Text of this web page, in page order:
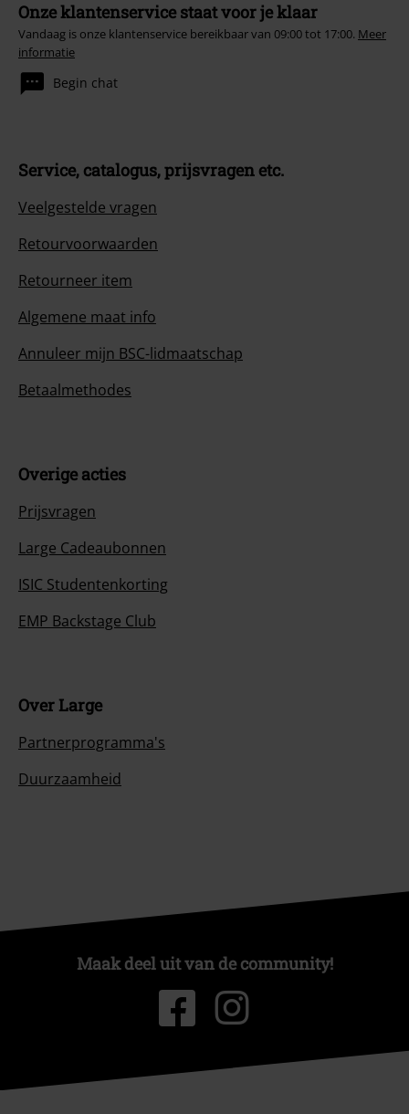
Onze klantenservice staat voor je klaar
Vandaag is onze klantenservice bereikbaar van 09:00 tot 17:00. Meer
informatie
Begin chat
Service, catalogus, prijsvragen etc.
Veelgestelde vragen
Retourvoorwaarden
Retourneer item
Algemene maat info
Annuleer mijn BSC-lidmaatschap
Betaalmethodes
Overige acties
Prijsvragen
Large Cadeaubonnen
ISIC Studentenkorting
EMP Backstage Club
Over Large
Partnerprogramma's
Duurzaamheid
Maak deel uit van de community!